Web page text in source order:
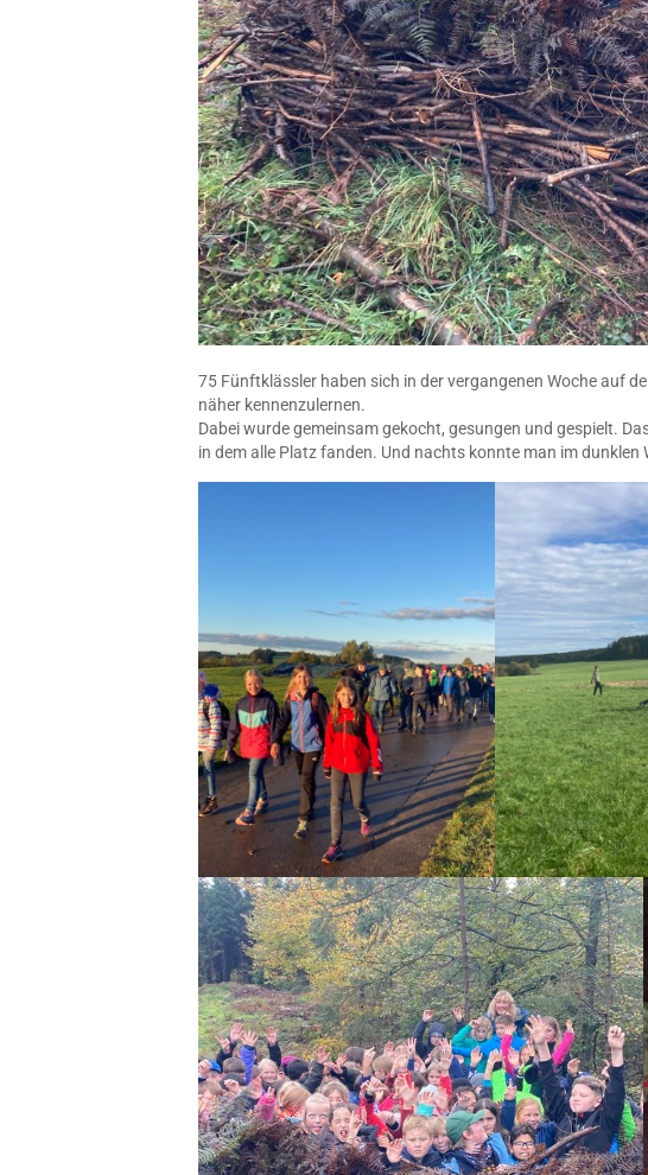
75 Fünftklässler haben sich in der vergangenen Woche auf
näher kennenzulernen.
Dabei wurde gemeinsam gekocht, gesungen und gespielt.
in dem alle Platz fanden. Und nachts konnte man im dunklen